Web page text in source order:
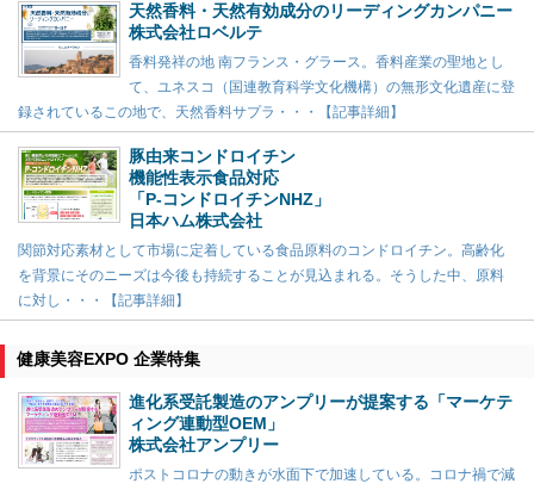
天然香料・天然有効成分のリーディングカンパニー
株式会社ロベルテ
香料発祥の地 南フランス・グラース。香料産業の聖地とし
て、ユネスコ（国連教育科学文化機構）の無形文化遺産に登
録されているこの地で、天然香料サプラ・・・【記事詳細】
豚由来コンドロイチン
機能性表示食品対応
「P-コンドロイチンNHZ」
日本ハム株式会社
関節対応素材として市場に定着している食品原料のコンドロイチン。高齢化
を背景にそのニーズは今後も持続することが見込まれる。そうした中、原料
に対し・・・【記事詳細】
健康美容EXPO 企業特集
進化系受託製造のアンプリーが提案する「マーケテ
ィング連動型OEM」
株式会社アンプリー
ポストコロナの動きが水面下で加速している。コロナ禍で減